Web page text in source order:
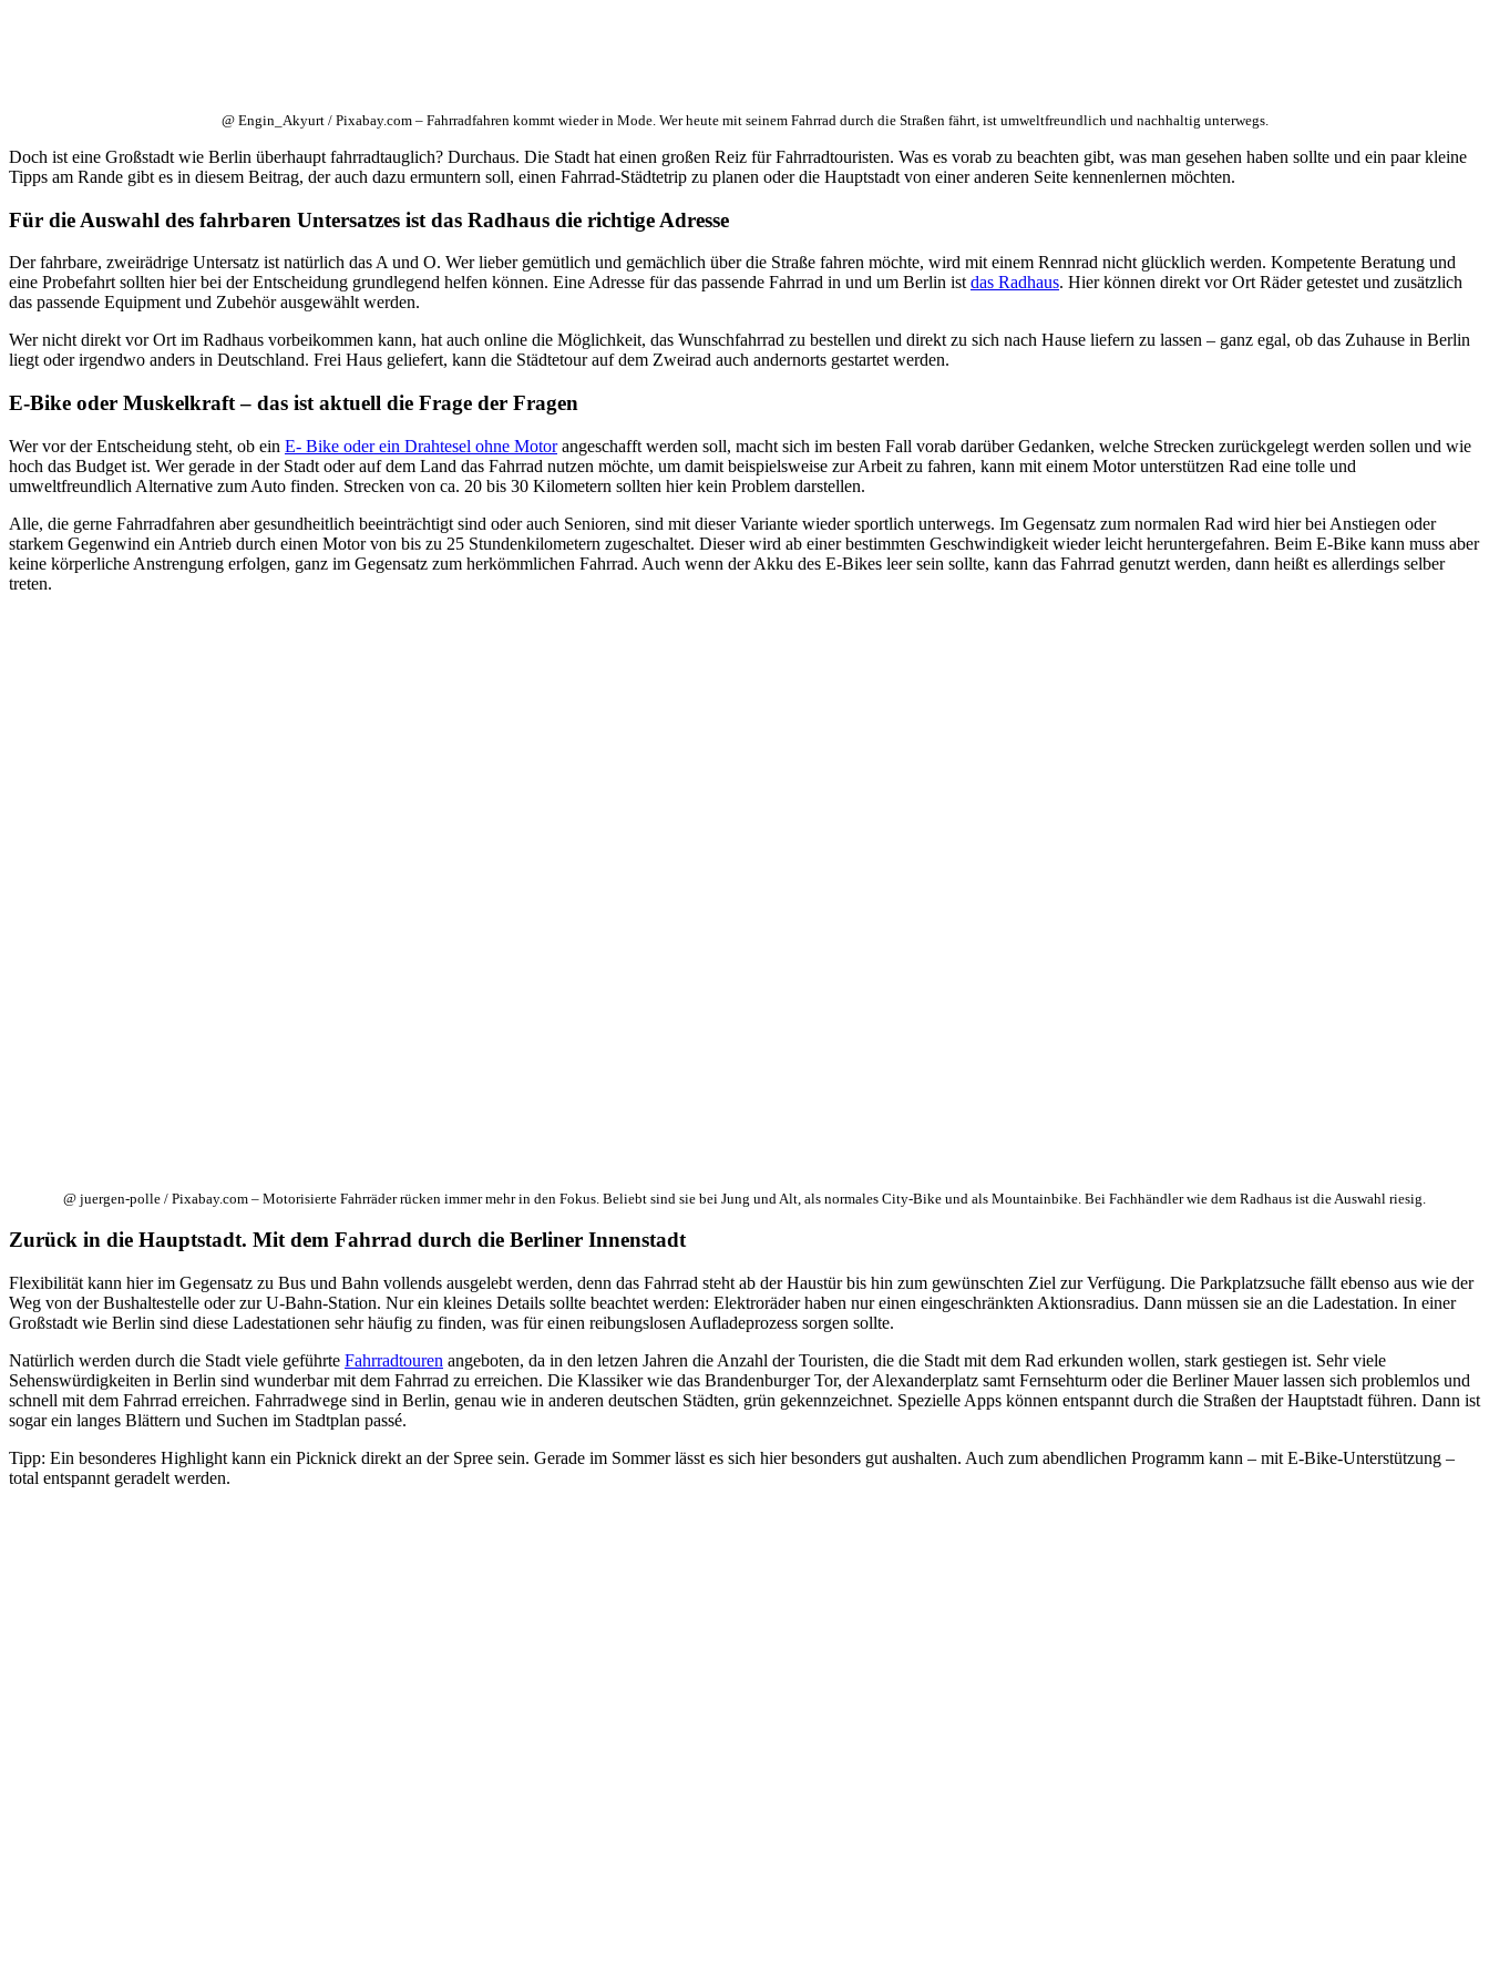
@ Engin_Akyurt / Pixabay.com – Fahrradfahren kommt wieder in Mode. Wer heute mit seinem Fahrrad durch die Straßen fährt, ist umweltfreundlich und nachhaltig unterwegs.
Doch ist eine Großstadt wie Berlin überhaupt fahrradtauglich? Durchaus. Die Stadt hat einen großen Reiz für Fahrradtouristen. Was es vorab zu beachten gibt, was man gesehen haben sollte und ein paar kleine
Tipps am Rande gibt es in diesem Beitrag, der auch dazu ermuntern soll, einen Fahrrad-Städtetrip zu planen oder die Hauptstadt von einer anderen Seite kennenlernen möchten.
Für die Auswahl des fahrbaren Untersatzes ist das Radhaus die richtige Adresse
Der fahrbare, zweirädrige Untersatz ist natürlich das A und O. Wer lieber gemütlich und gemächlich über die Straße fahren möchte, wird mit einem Rennrad nicht glücklich werden. Kompetente Beratung und
eine Probefahrt sollten hier bei der Entscheidung grundlegend helfen können. Eine Adresse für das passende Fahrrad in und um Berlin ist das Radhaus. Hier können direkt vor Ort Räder getestet und zusätzlich
das passende Equipment und Zubehör ausgewählt werden.
Wer nicht direkt vor Ort im Radhaus vorbeikommen kann, hat auch online die Möglichkeit, das Wunschfahrrad zu bestellen und direkt zu sich nach Hause liefern zu lassen – ganz egal, ob das Zuhause in Berlin
liegt oder irgendwo anders in Deutschland. Frei Haus geliefert, kann die Städtetour auf dem Zweirad auch andernorts gestartet werden.
E-Bike oder Muskelkraft – das ist aktuell die Frage der Fragen
Wer vor der Entscheidung steht, ob ein E- Bike oder ein Drahtesel ohne Motorangeschafft werden soll, macht sich im besten Fall vorab darüber Gedanken, welche Strecken zurückgelegt werden sollen und wie
hoch das Budget ist. Wer gerade in der Stadt oder auf dem Land das Fahrrad nutzen möchte, um damit beispielsweise zur Arbeit zu fahren, kann mit einem Motor unterstützen Rad eine tolle und
umweltfreundlich Alternative zum Auto finden. Strecken von ca. 20 bis 30 Kilometern sollten hier kein Problem darstellen.
Alle, die gerne Fahrradfahren aber gesundheitlich beeinträchtigt sind oder auch Senioren, sind mit dieser Variante wieder sportlich unterwegs. Im Gegensatz zum normalen Rad wird hier bei Anstiegen oder
starkem Gegenwind ein Antrieb durch einen Motor von bis zu 25 Stundenkilometern zugeschaltet. Dieser wird ab einer bestimmten Geschwindigkeit wieder leicht heruntergefahren. Beim E-Bike kann muss aber
keine körperliche Anstrengung erfolgen, ganz im Gegensatz zum herkömmlichen Fahrrad. Auch wenn der Akku des E-Bikes leer sein sollte, kann das Fahrrad genutzt werden, dann heißt es allerdings selber
treten.
@ juergen-polle / Pixabay.com – Motorisierte Fahrräder rücken immer mehr in den Fokus. Beliebt sind sie bei Jung und Alt, als normales City-Bike und als Mountainbike. Bei Fachhändler wie dem Radhaus ist die Auswahl riesig.
Zurück in die Hauptstadt. Mit dem Fahrrad durch die Berliner Innenstadt
Flexibilität kann hier im Gegensatz zu Bus und Bahn vollends ausgelebt werden, denn das Fahrrad steht ab der Haustür bis hin zum gewünschten Ziel zur Verfügung. Die Parkplatzsuche fällt ebenso aus wie der
Weg von der Bushaltestelle oder zur U-Bahn-Station. Nur ein kleines Details sollte beachtet werden: Elektroräder haben nur einen eingeschränkten Aktionsradius. Dann müssen sie an die Ladestation. In einer
Großstadt wie Berlin sind diese Ladestationen sehr häufig zu finden, was für einen reibungslosen Aufladeprozess sorgen sollte.
Natürlich werden durch die Stadt viele geführte Fahrradtouren angeboten, da in den letzen Jahren die Anzahl der Touristen, die die Stadt mit dem Rad erkunden wollen, stark gestiegen ist. Sehr viele
Sehenswürdigkeiten in Berlin sind wunderbar mit dem Fahrrad zu erreichen. Die Klassiker wie das Brandenburger Tor, der Alexanderplatz samt Fernsehturm oder die Berliner Mauer lassen sich problemlos und
schnell mit dem Fahrrad erreichen. Fahrradwege sind in Berlin, genau wie in anderen deutschen Städten, grün gekennzeichnet. Spezielle Apps können entspannt durch die Straßen der Hauptstadt führen. Dann ist
sogar ein langes Blättern und Suchen im Stadtplan passé.
Tipp: Ein besonderes Highlight kann ein Picknick direkt an der Spree sein. Gerade im Sommer lässt es sich hier besonders gut aushalten. Auch zum abendlichen Programm kann – mit E-Bike-Unterstützung –
total entspannt geradelt werden.